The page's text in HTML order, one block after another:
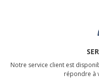
Notre service client est
répondre à